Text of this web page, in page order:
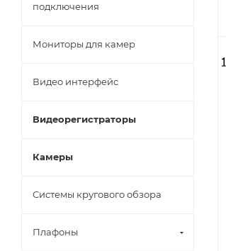
подключения
Мониторы для камер
Видео интерфейс
Видеорегистраторы
Камеры
Системы кругового обзора
Плафоны